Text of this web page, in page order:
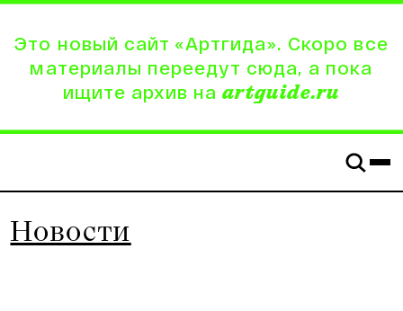
Это новый сайт «Артгида». Скоро все
материалы переедут сюда, а пока
ищите архив на artguide.ru
Новости